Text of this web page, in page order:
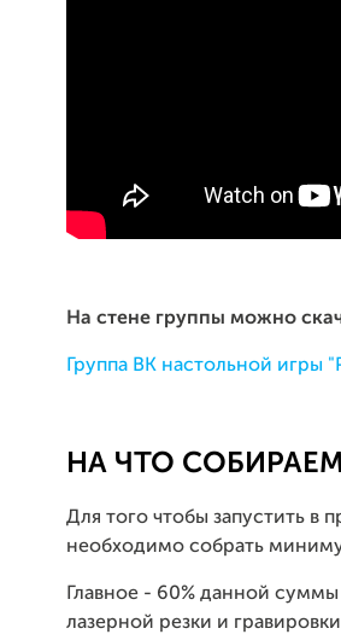
На стене группы можно
Группа ВК настольной
НА ЧТО
Для того чтобы запустить в
необходимо собрать
Главное - 60% данной
лазерной резки и